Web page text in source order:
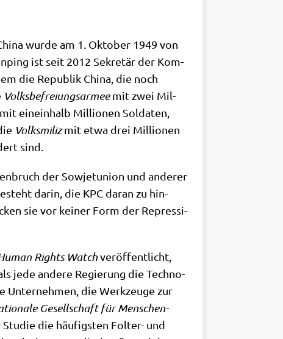
wur­de am 1. Okto­ber 1949 von
ist seit 2012 Sekre­tär der Kom­
die Repu­blik Chi­na, die noch
Volks­be­frei­ungs­ar­meemit zwei Mil­
ein­ein­halb Mil­lio­nen Sol­da­ten,
Volks­mi­lizmit etwa drei Mil­lio­nen
sind.
der Sowjet­uni­on und ande­rer
dar­in, die KPC dar­an zu hin­
sie vor kei­ner Form der Repres­si­
Rights Watchver­öf­fent­licht,
jede ande­re Regie­rung die Tech­no­
die Werk­zeu­ge zur
Gesell­schaft für Men­schen­
die häu­fig­sten Fol­ter- und